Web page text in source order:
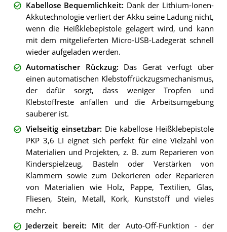
Kabellose Bequemlichkeit: Dank der Lithium-Ionen-
Akkutechnologie verliert der Akku seine Ladung nicht,
wenn die Heißklebepistole gelagert wird, und kann
mit dem mitgelieferten Micro-USB-Ladegerät schnell
wieder aufgeladen werden.
Automatischer Rückzug: Das Gerät verfügt über
einen automatischen Klebstoffrückzugsmechanismus,
der dafür sorgt, dass weniger Tropfen und
Klebstoffreste anfallen und die Arbeitsumgebung
sauberer ist.
Vielseitig einsetzbar: Die kabellose Heißklebepistole
PKP 3,6 LI eignet sich perfekt für eine Vielzahl von
Materialien und Projekten, z. B. zum Reparieren von
Kinderspielzeug, Basteln oder Verstärken von
Klammern sowie zum Dekorieren oder Reparieren
von Materialien wie Holz, Pappe, Textilien, Glas,
Fliesen, Stein, Metall, Kork, Kunststoff und vieles
mehr.
Jederzeit bereit: Mit der Auto-Off-Funktion - der